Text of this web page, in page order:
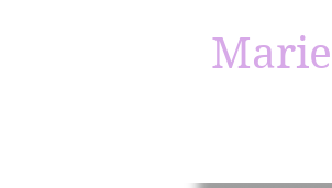
Marie